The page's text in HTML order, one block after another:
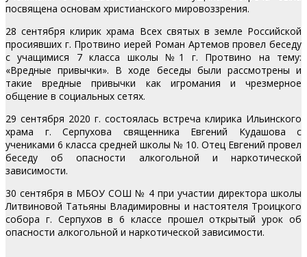
посвящена основам христианского мировоззрения.
28 сентября клирик храма Всех святых в земле Российской
просиявших г. Протвино иерей Роман Артемов провел беседу
с учащимися 7 класса школы №1 г. Протвино на тему:
«Вредные привычки». В ходе беседы были рассмотрены и
такие вредные привычки как игромания и чрезмерное
общение в социальных сетях.
29 сентября 2020 г. состоялась встреча клирика Ильинского
храма г. Серпухова священника Евгений Кудашова с
учениками 6 класса средней школы № 10. Отец Евгений провел
беседу об опасности алкогольной и наркотической
зависимости.
30 сентября в МБОУ СОШ № 4 при участии директора школы
Литвиновой Татьяны Владимировны и настоятеля Троицкого
собора г. Серпухов в 6 классе прошел открытый урок об
опасности алкогольной и наркотической зависимости.